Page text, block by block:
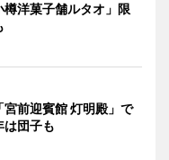
洋菓子舗ルタオ」限
前迎賓館 灯明殿」で
団子も